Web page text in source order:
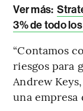
Ver más:
3% de todo
“Contamos
riesgos para
Andrew
una